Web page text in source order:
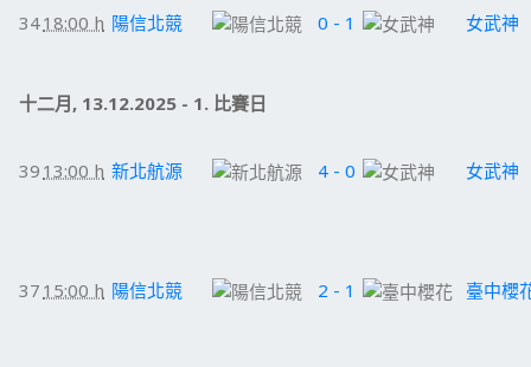
3418:00 h 陽信北競 0 - 1 女武神
十二月, 13.12.2025 - 1. 比賽日
39 13:00 h 新北航源 4 - 0 女武神
37 15:00 h 陽信北競 2 - 1 臺中櫻